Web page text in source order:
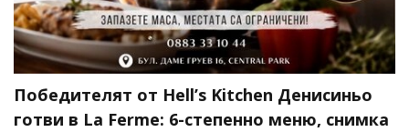
Победителят от Hell’s Kitchen Денисиньо
готви в La Ferme: 6-степенно меню, снимка